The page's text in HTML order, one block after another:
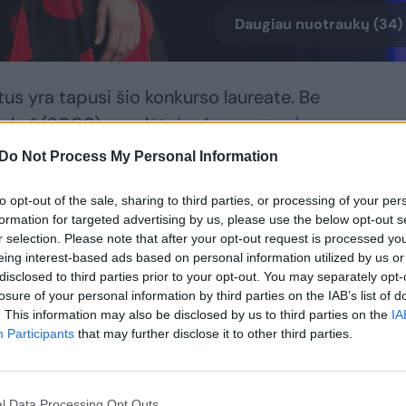
Do Not Process My Personal Information
opt-out of the sale, sharing to third parties, or processing of your
for targeted advertising by us, please use the below opt-out
selection. Please note that after your opt-out request is processed
interest-based ads based on personal information utilized by us
to third parties prior to your opt-out. You may separately
of your personal information by third parties on the IAB’s list of
This information may also be disclosed by us to third parties on the
Participants that may further disclose it to other third parties.
Daugiau nuotraukų (34)
yra tapusi šio konkurso laureate. Be
(2009) nugalėtoja. Jos partneris –
laidų ir renginių vedėjas Ignas
pakilimą – praėjusiais metais po kurio
į didžiąją operos sceną. Dainininkė
vedybose“ Lietuvos nacionalinio
Izraelyje. Pastaruoju metu ji
scenose kartu su dainininkais Kostu
Liudu Mikalausku, pianistu Justu